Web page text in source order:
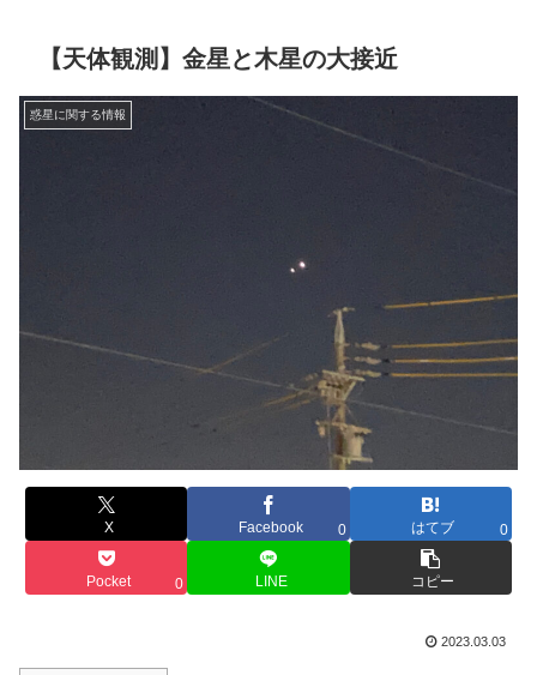
【天体観測】金星と木星の大接近
惑星に関する情報
X Facebook 0 はてブ 0
Pocket 0 LINE コピー
2023.03.03